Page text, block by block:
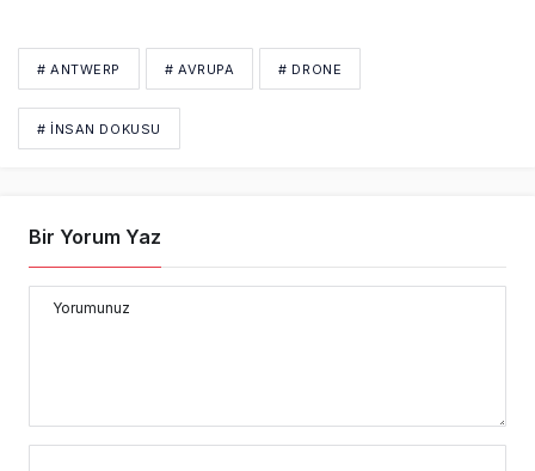
# ANTWERP # AVRUPA # DRONE
# INSAN DOKUSU
Bir Yorum Yaz
Yorumunuz